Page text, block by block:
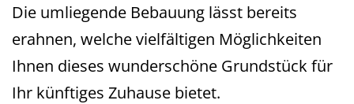
Die umliegende Bebauung lässt bereits
erahnen, welche vielfältigen Möglichkeiten
Ihnen dieses wunderschöne Grundstück für
Ihr künftiges Zuhause bietet.